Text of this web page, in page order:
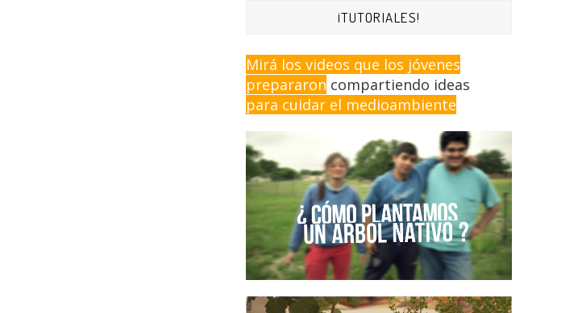
¡TUTORIALES!
Mirá los videos que los jóvenes
prepararon compartiendo ideas
para cuidar el medioambiente